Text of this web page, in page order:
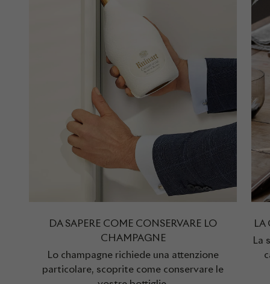
DA SAPERE COME CONSERVARE LO
CHAMPAGNE
Lo champagne richiede una attenzione
particolare, scoprite come conservare le
LA
La